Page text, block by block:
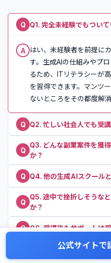
Q Q1. 完全未経験でもつい
A
はい、未経験者を前提に
す。生成AIの仕組みやプ
るため、ITリテラシーが
を習得できます。マンツ
ないところをその都度解
Q Q2. 忙しい社会人でも受
A オンライン完結型で、動
め、平日夜や週末を活用
います。ただし、週数時
望ましいでしょう。
Q
Q3. どんな副業案件を獲
か？
A 代表的な案件としては、
ボット構築、業務効率化
は案件内容や実績によっ
リオと提案力を磨くこと
Q Q4. 他の生成AIスクール
A デジハクは「副業・案件
ォリオ制作・提案文添削
入ります。さらに、動画
Q
Q5. 途中で挫折しそうな
か？
A 専属メンターにチャット
ペースや内容の調整が可
Q Q6. 受講後もサポートは
公式サイトで